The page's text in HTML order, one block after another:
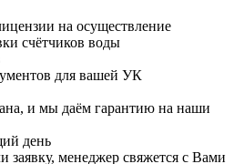
на осуществление
счётчиков воды
для вашей УК
и мы даём гарантию на наши
день
заявку, менеджер свяжется с Вами